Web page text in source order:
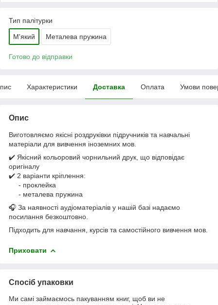
Тип палітурки
М'який Металева пружина
Готово до відправки
Характеристики Доставка Оплата Умови
Опис
Виготовляємо якісні роздруківки підручників та навчальні
матеріали для вивчення іноземних мов.
✔️ Якісний кольоровий чорнильний друк, що відповідає
оригіналу
✔️ 2 варіанти кріплення:
- проклейка
- металева пружина
🎧 За наявності аудіоматеріалів у нашій базі надаємо
посилання безкоштовно.
Підходить для навчання, курсів та самостійного вивчення мов.
Приховати
Спосіб упаковки
Ми самі займаємось пакуванням книг, щоб ви не